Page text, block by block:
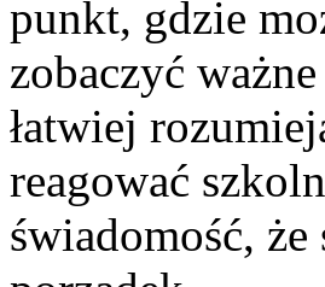
punkt, gdzie
zobaczyć
łatwiej
reagować
świadomość, że